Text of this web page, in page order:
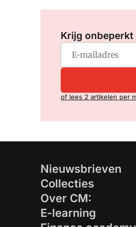
Krijg
of lees 2 artikelen per
Nieuwsbrieven
Collecties
Over CM:
E-learning